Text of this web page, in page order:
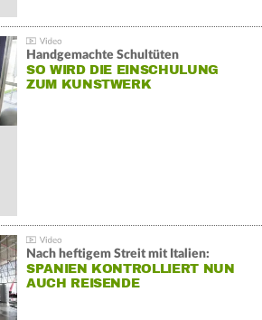
Handgemachte Schultüten
SO WIRD DIE EINSCHULUNG
ZUM KUNSTWERK
Nach heftigem Streit mit Italien:
SPANIEN KONTROLLIERT NUN
AUCH REISENDE